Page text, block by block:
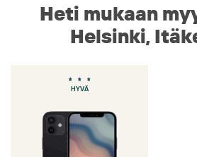
Heti mukaan
Helsinki,
HYVÄ